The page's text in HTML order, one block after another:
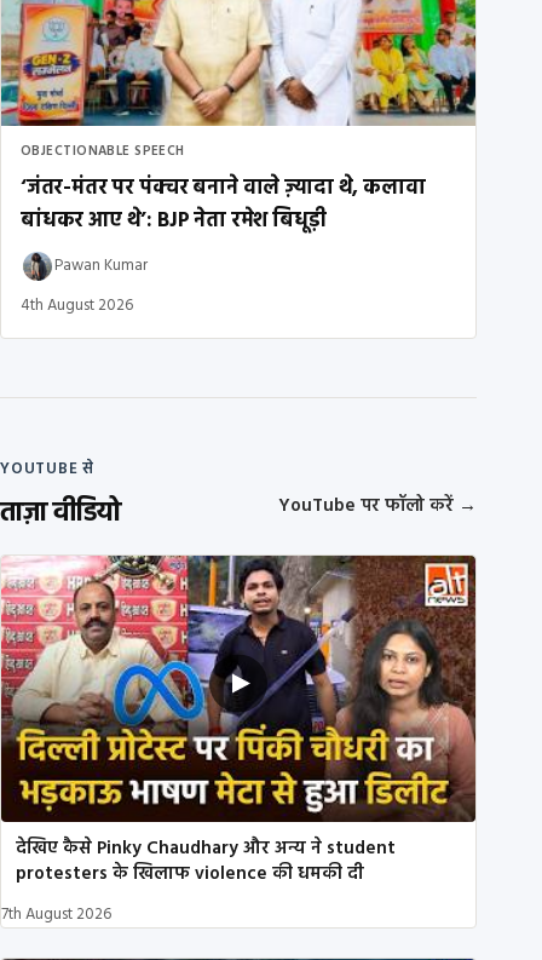
OBJECTIONABLE SPEECH
‘जंतर-मंतर पर पंक्चर बनाने वाले ज़्यादा थे, कलावा
बांधकर आए थे’: BJP नेता रमेश बिधूड़ी
Pawan Kumar
4th August 2026
YOUTUBE से
ताज़ा वीडियो YouTube पर फॉलो करें →
देखिए कैसे Pinky Chaudhary और अन्य ने student
protesters के खिलाफ violence की धमकी दी
7th August 2026